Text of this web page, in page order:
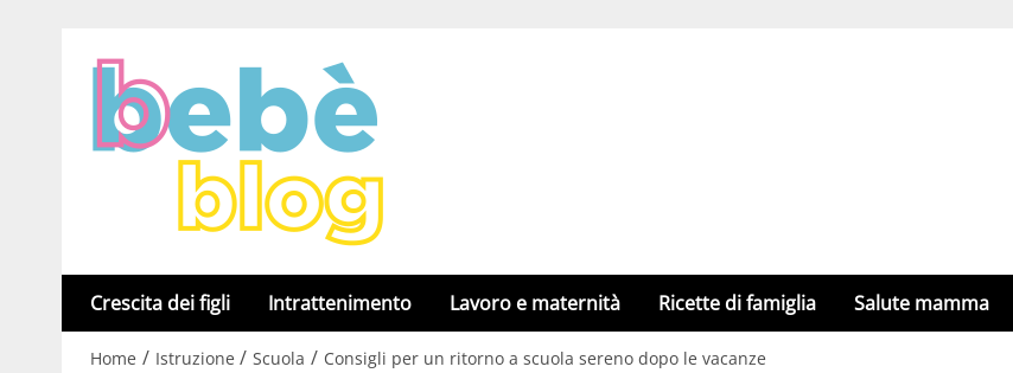
Crescita dei figli Intrattenimento Lavoro e maternità Ricette di famiglia Salute mamma
Home / Istruzione / Scuola / Consigli per un ritorno a scuola sereno dopo le vacanze